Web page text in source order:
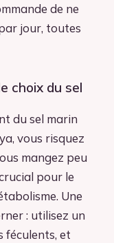
de ne
jour, toutes
choix du sel
du sel marin
vous risquez
mangez peu
pour le
Une
: utilisez un
féculents, et